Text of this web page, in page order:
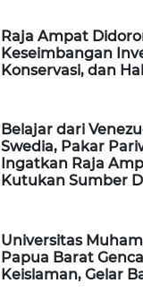
Raja Ampat
Keseimbangan
Konservasi, dan
Belajar dari
Swedia, Pakar
Ingatkan Raja
Kutukan Sumber
Universitas
Papua Barat
Keislaman, Gelar